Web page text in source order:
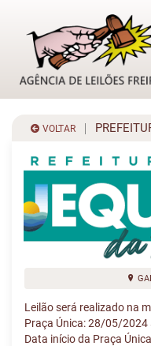
VOLTAR
Leilão será realizado na
Praça Única: 28/05/2024
Data início da Praça